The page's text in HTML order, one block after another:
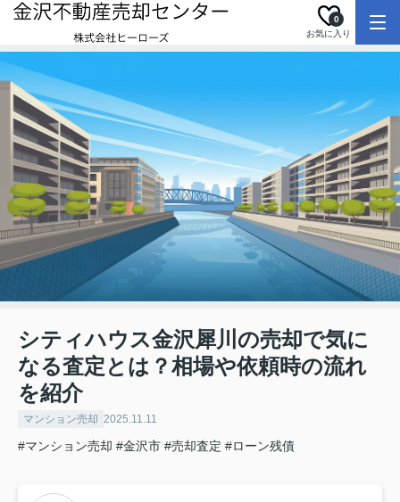
お気に入り
0
シティハウス金沢犀川の売却で気に
なる査定とは？相場や依頼時の流れ
を紹介
マンション売却 2025.11.11
#マンション売却 #金沢市 #売却査定 #ローン残債